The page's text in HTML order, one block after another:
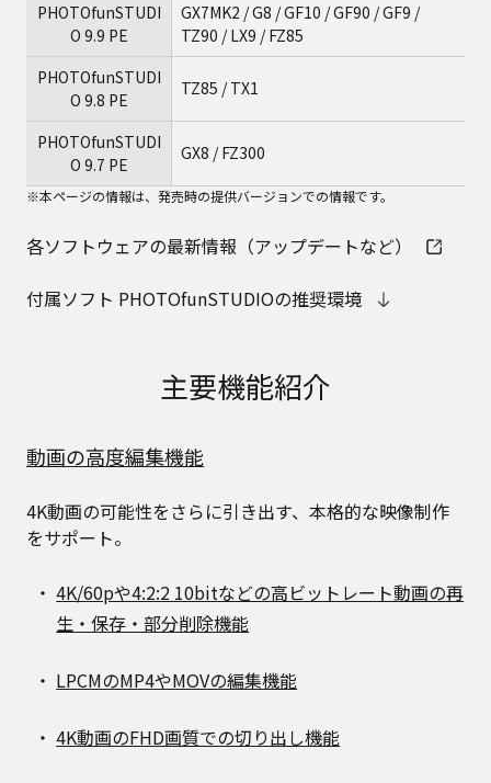
PHOTOfunSTUDI
O 9.9 PE
GX7MK2 / G8 / GF10 / GF90 / GF9 /
TZ90 / LX9 / FZ85
PHOTOfunSTUDI
O 9.8 PE
TZ85 / TX1
PHOTOfunSTUDI
O 9.7 PE
GX8 / FZ300
※本ページの情報は、発売時の提供バージョンでの情報です。
各ソフトウェアの最新情報（アップデートなど）
付属ソフト PHOTOfunSTUDIOの推奨環境
主要機能紹介
動画の高度編集機能
4K動画の可能性をさらに引き出す、本格的な映像制作
をサポート。
4K/60pや4:2:2 10bitなどの高ビットレート動画の再
生・保存・部分削除機能
LPCMのMP4やMOVの編集機能
4K動画のFHD画質での切り出し機能